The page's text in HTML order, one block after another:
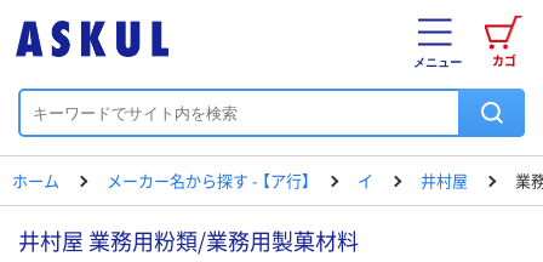
カゴ
メニュー
ホーム メーカー名から探す - 【ア行】 イ 井村屋 業
井村屋 業務用粉類/業務用製菓材料